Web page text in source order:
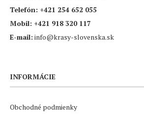
Telefón: +421 254 652 055
Mobil: +421 918 320 117
E-mail: info@krasy-slovenska.sk
INFORMÁCIE
Obchodné podmienky